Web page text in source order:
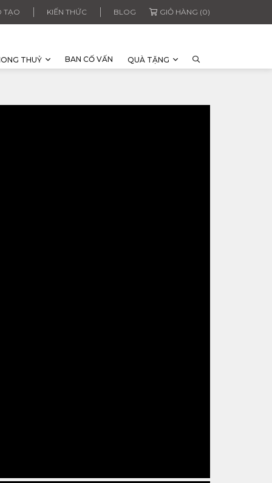
TẠO KIẾN THỨC BLOG GIỎ HÀNG (0)
THUỶ BAN CỐ VẤN QUÀ TẶNG